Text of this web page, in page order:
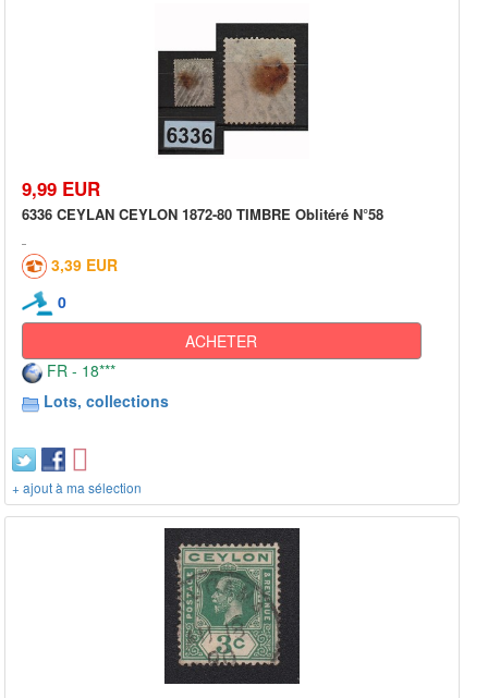
9,99 EUR
6336 CEYLAN CEYLON 1872-80 TIMBRE Oblitéré N°58
3,39 EUR
0
ACHETER
FR - 18***
Lots, collections
+ ajout à ma sélection